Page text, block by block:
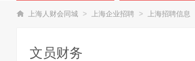
商品展示
上海人财会同城 > 上海企业招聘 > 上海招聘信息
文员财务